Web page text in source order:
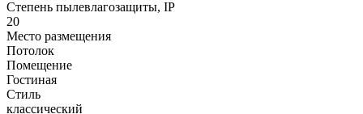
Степень пылевлагозащиты, IP
20
Место размещения
Потолок
Помещение
Гостиная
Стиль
классический